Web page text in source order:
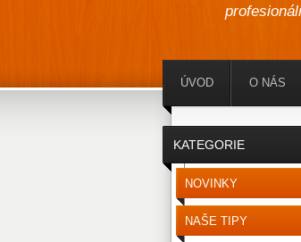
KATEGORIE
NOVINKY
NAŠE TIPY
ÚVOD O NÁS